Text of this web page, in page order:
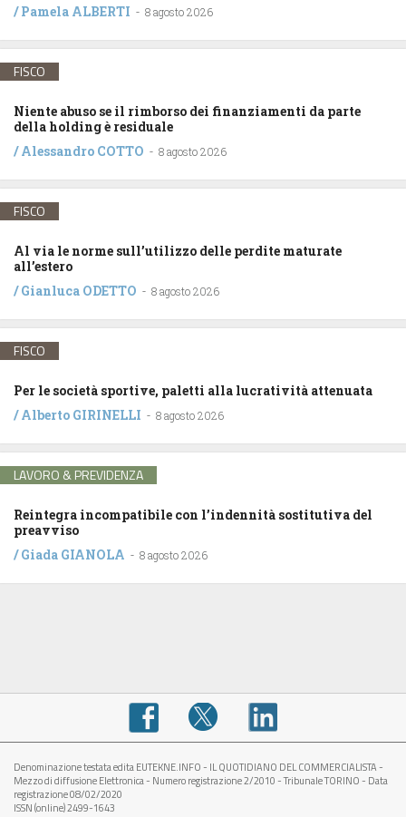
/Pamela ALBERTI - 8 agosto 2026
FISCO
Niente abuso se il rimborso dei finanziamenti da parte
della holding è residuale
/Alessandro COTTO - 8 agosto 2026
FISCO
Al via le norme sull’utilizzo delle perdite maturate
all’estero
/Gianluca ODETTO - 8 agosto 2026
FISCO
Per le società sportive, paletti alla lucratività attenuata
/Alberto GIRINELLI - 8 agosto 2026
LAVORO & PREVIDENZA
Reintegra incompatibile con l’indennità sostitutiva del
preavviso
/Giada GIANOLA - 8 agosto 2026
Denominazione testata edita EUTEKNE.INFO - IL QUOTIDIANO DEL COMMERCIALISTA -
Mezzo di diffusione Elettronica - Numero registrazione 2/2010 - Tribunale TORINO - Data
registrazione 08/02/2020
ISSN (online) 2499-1643